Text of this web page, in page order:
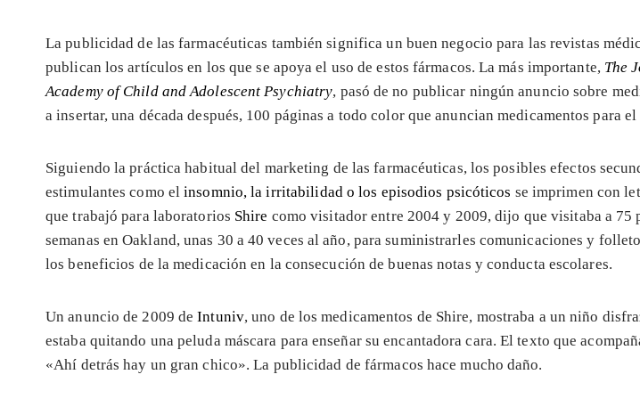
La publicidad de las farmacéuticas también significa un buen negocio para las revistas
publican los artículos en los que se apoya el uso de estos fármacos. La más importante, The
Academy of Child and Adolescent Psychiatry, pasó de no publicar ningún anuncio sobre
a insertar, una década después, 100 páginas a todo color que anuncian medicamentos para
Siguiendo la práctica habitual del marketing de las farmacéuticas, los posibles efectos
estimulantes como elinsomnio, la irritabilidad o los episodios psicóticos se imprimen con
que trabajó para laboratorios Shire como visitador entre 2004 y 2009, dijo que visitaba a 75
semanas en Oakland, unas 30 a 40 veces al año, para suministrarles comunicaciones y
los beneficios de la medicación en la consecución de buenas notas y conducta escolares.
Un anuncio de 2009 deIntuniv, uno de los medicamentos de Shire, mostraba a un niño
estaba quitando una peluda máscara para enseñar su encantadora cara. El texto que
«Ahí detrás hay un gran chico». La publicidad de fármacos hace mucho daño.